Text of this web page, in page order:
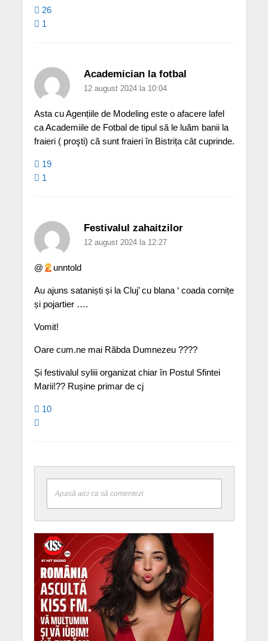
26
1
Academician la fotbal
12 august 2024 la 10:04
Asta cu Agențiile de Modeling este o afacere lafel
ca Academiile de Fotbal de tipul să le luăm banii la
fraieri ( proşti) că sunt fraieri în Bistrița cât cuprinde.
19
1
Festivalul zahaitzilor
12 august 2024 la 12:27
@ unntold
Au ajuns sataniști și la Cluj’ cu blana ‘ coada cornițe
și pojartier ….
Vomit!
Oare cum.ne mai Răbda Dumnezeu ????
Și festivalul syliii organizat chiar în Postul Sfintei
Marii!?? Rușine primar de cj
10
Apasă aici ca să comentezi